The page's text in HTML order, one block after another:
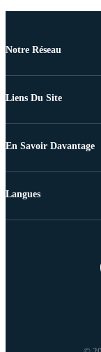
Notre Réseau
Liens Du Site
En Savoir Davantage
Langues